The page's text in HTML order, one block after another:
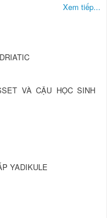
Xem tiếp...
VÀ CẬU HỌC SINH
YADIKULE